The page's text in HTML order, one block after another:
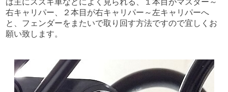
右キャリパー、２本目が右キャリパー～左キャリパーへ
と、フェンダーをまたいで取り回す方法ですので宜しくお
願い致します。